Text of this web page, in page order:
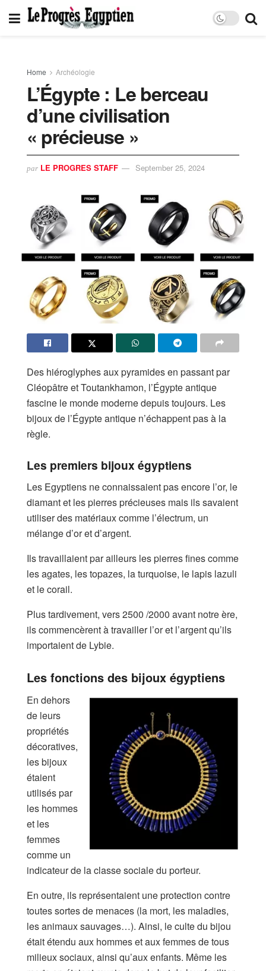
Home Archéologie
L’Égypte : Le berceau
d’une civilisation
« précieuse »
par LE PROGRES STAFF September 25, 2024
Des hiéroglyphes aux pyramides en passant par
Cléopâtre et Toutankhamon, l’Égypte antique
fascine le monde moderne depuis toujours. Les
bijoux de l’Égypte antique n’échappent pas à la
règle.
Les premiers bijoux égyptiens
Les Egyptiens ne connaissaient pas encore l’or, le
diamant et les pierres précieuses mais ils savaient
utiliser des matériaux comme l’électrum, un
mélange d’or et d’argent.
Ils travaillaient par ailleurs les pierres fines comme
les agates, les topazes, la turquoise, le lapis lazuli
et le corail.
Plus tardivement, vers 2500 /2000 avant notre ère,
ils commencèrent à travailler l’or et l’argent qu’ils
importaient de Lybie.
Les fonctions des bijoux égyptiens
En dehors
de leurs
propriétés
décoratives,
les bijoux
étaient
utilisés par
les hommes
et les
femmes
comme un
indicateur de la classe sociale du porteur.
En outre, ils représentaient une protection contre
toutes sortes de menaces (la mort, les maladies,
les animaux sauvages…). Ainsi, le culte du bijou
était étendu aux hommes et aux femmes de tous
milieux sociaux, ainsi qu’aux enfants. Même les